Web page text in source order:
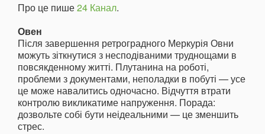
Про це пише24 Канал.
Овен
Після завершення ретроградного Меркурія Овни
можуть зіткнутися з несподіваними труднощами в
повсякденному житті. Плутанина на роботі,
проблеми з документами, неполадки в побуті — усе
це може навалитись одночасно. Відчуття втрати
контролю викликатиме напруження. Порада:
дозвольте собі бути неідеальними — це зменшить
стрес.